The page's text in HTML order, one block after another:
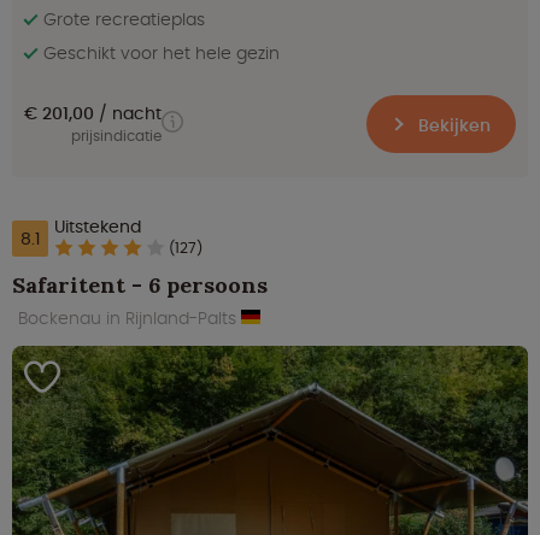
Grote recreatieplas
Geschikt voor het hele gezin
€ 201,00 nacht
prijsindicatie Bekijken
8.1 Uitstekend
(127)
Safaritent - 6 persoons
Bockenau in Rijnland-Palts